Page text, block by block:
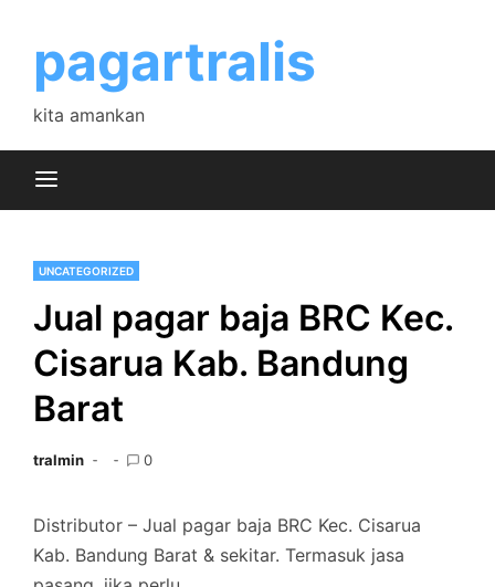
contentpagartralis
kita amankan
UNCATEGORIZED
Jual pagar baja BRC Kec.
Cisarua Kab. Bandung
Barat
tralmin 0
Distributor – Jual pagar baja BRC Kec. Cisarua
Kab. Bandung Barat & sekitar. Termasuk jasa